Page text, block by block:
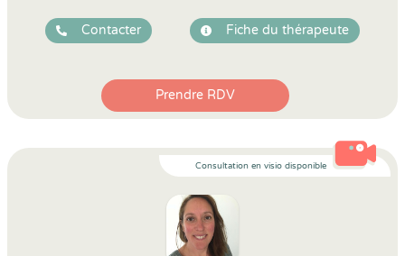
Contacter Fiche du thérapeute
Prendre RDV
Consultation en visio disponible